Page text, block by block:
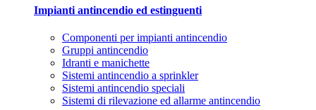
Impianti antincendio ed estinguenti
Componenti per impianti antincendio
Gruppi antincendio
Idranti e manichette
Sistemi antincendio a sprinkler
Sistemi antincendio speciali
Sistemi di rilevazione ed allarme antincendio